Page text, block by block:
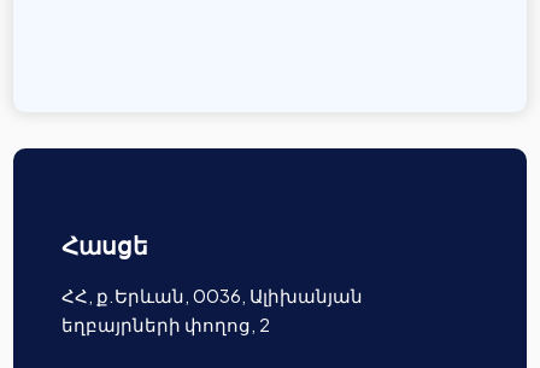
Հասցե
ՀՀ, ք.Երևան, 0036, Ալիխանյան
եղբայրների փողոց, 2